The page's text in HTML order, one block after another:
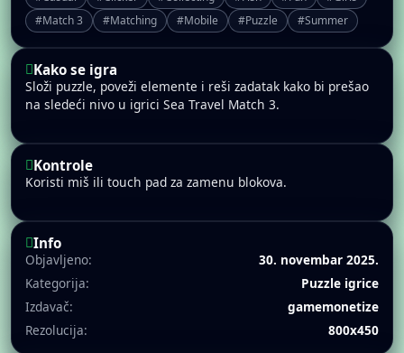
#Match 3
#Matching #Mobile #Puzzle #Summer
Kako se igra
Složi puzzle, poveži elemente i reši zadatak kako bi prešao
na sledeći nivo u igrici Sea Travel Match 3.
Kontrole
Koristi miš ili touch pad za zamenu blokova.
Info
Objavljeno:
30. novembar 2025.
Kategorija:
Puzzle igrice
Izdavač:
gamemonetize
Rezolucija:
800x450